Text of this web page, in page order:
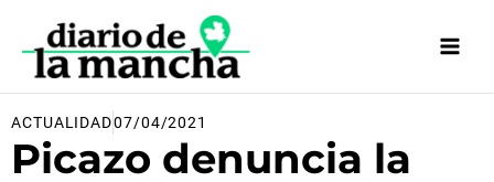
contenido
ACTUALIDAD07/04/2021
Picazo denuncia la